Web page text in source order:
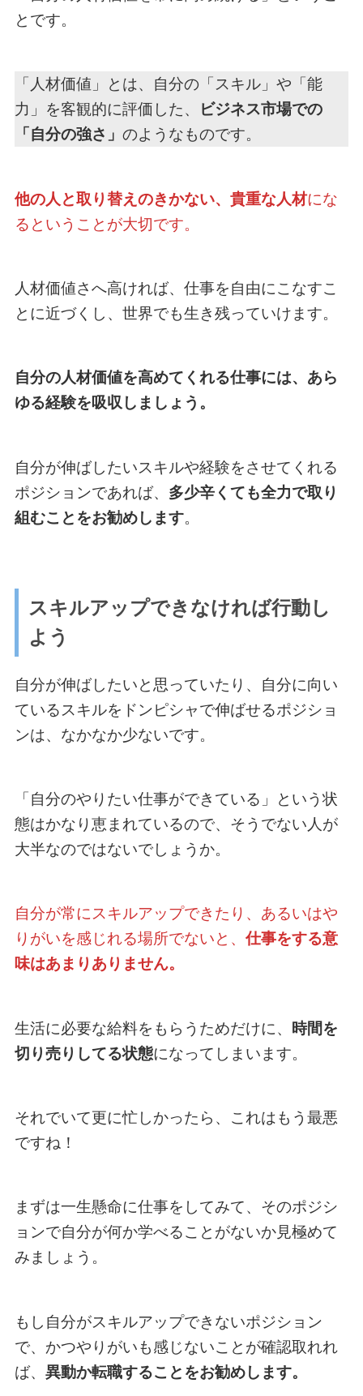
とです。
「人材価値」とは、自分の「スキル」や「能
力」を客観的に評価した、
ビジネス市場での
「自分の強さ」 のようなものです。
他の人と取り替えのきかない、貴重な人材にな
るということが大切です。
人材価値さへ高ければ、仕事を自由にこなすこ
とに近づくし、世界でも生き残っていけます。
自分の人材価値を高めてくれる仕事には、あら
ゆる経験を吸収しましょう。
自分が伸ばしたいスキルや経験をさせてくれる
ポジションであれば、 多少辛くても全力で取り
組むことをお勧めします。
スキルアップできなければ行動し
よう
自分が伸ばしたいと思っていたり、自分に向い
ているスキルをドンピシャで伸ばせるポジショ
ンは、なかなか少ないです。
「自分のやりたい仕事ができている」という状
態はかなり恵まれているので、そうでない人が
大半なのではないでしょうか。
自分が常にスキルアップできたり、あるいはや
りがいを感じれる場所でないと、 仕事をする意
味はあまりありません。
生活に必要な給料をもらうためだけに、 時間を
切り売りしてる状態になってしまいます。
それでいて更に忙しかったら、これはもう最悪
ですね！
まずは一生懸命に仕事をしてみて、そのポジシ
ョンで自分が何か学べることがないか見極めて
みましょう。
もし自分がスキルアップできないポジション
で、かつやりがいも感じないことが確認取れれ
ば、 異動か転職することをお勧めします。